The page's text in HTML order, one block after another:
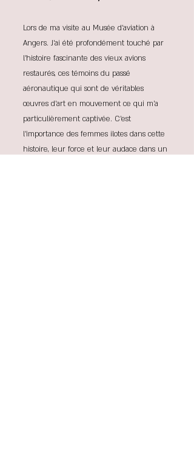
Lors de ma visite au Musée d'aviation à
Angers. J'ai été profondément touché par
l'histoire fascinante des vieux avions
restaurés, ces témoins du passé
aéronautique qui sont de véritables
œuvres d'art en mouvement ce qui m'a
particulièrement captivée. C'est
l'importance des femmes ilotes dans cette
histoire, leur force et leur audace dans un